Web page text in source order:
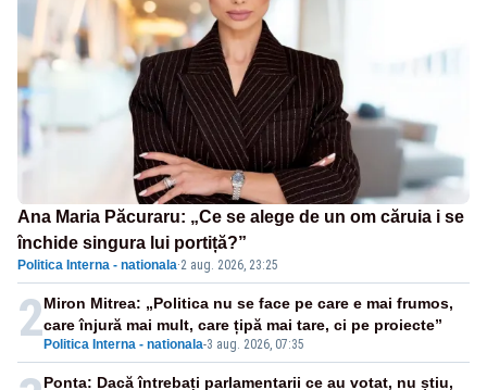
Ana Maria Păcuraru: „Ce se alege de un om căruia i se
închide singura lui portiță?”
Politica Interna - nationala·2 aug. 2026, 23:25
2 Politica Interna - nationala-3 aug. 2026, 07:35
Miron Mitrea: „Politica nu se face pe care e mai frumos,
care înjură mai mult, care țipă mai tare, ci pe proiecte”
Ponta: Dacă întrebați parlamentarii ce au votat, nu știu,